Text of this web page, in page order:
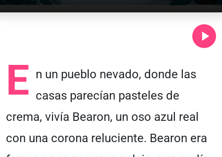
E n un pueblo nevado, donde las
casas parecían pasteles de
crema, vivía Bearon, un oso azul real
con una corona reluciente. Bearon era